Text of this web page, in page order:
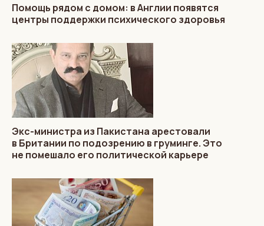
Помощь рядом с домом: в Англии появятся
центры поддержки психического здоровья
Экс-министра из Пакистана арестовали
в Британии по подозрению в груминге. Это
не помешало его политической карьере